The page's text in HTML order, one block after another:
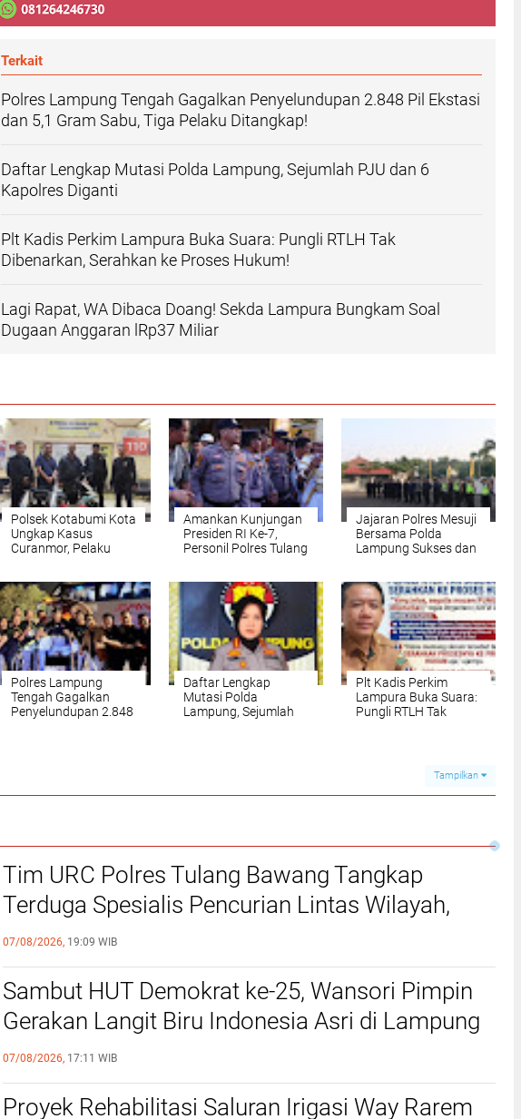
Terkait
Polres Lampung Tengah Gagalkan Penyelundupan 2.848 Pil Ekstasi
dan 5,1 Gram Sabu, Tiga Pelaku Ditangkap!
Daftar Lengkap Mutasi Polda Lampung, Sejumlah PJU dan 6
Kapolres Diganti
Plt Kadis Perkim Lampura Buka Suara: Pungli RTLH Tak
Dibenarkan, Serahkan ke Proses Hukum!
Lagi Rapat, WA Dibaca Doang! Sekda Lampura Bungkam Soal
Dugaan Anggaran lRp37 Miliar
Polsek Kotabumi Kota
Ungkap Kasus
Curanmor, Pelaku
Bukti
Amankan Kunjungan
Presiden RI Ke-7,
Personil Polres Tulang
dan Kirab Budaya
Hingga Kondusif
Jajaran Polres Mesuji
Bersama Polda
Lampung Sukses dan
Kunjungan Presiden
Republik Indonesia
ke‑7 di Wilayah
Kabupaten Mesuji
Polres Lampung
Tengah Gagalkan
Penyelundupan 2.848
Daftar Lengkap
Mutasi Polda
Lampung, Sejumlah
Plt Kadis Perkim
Lampura Buka Suara:
Pungli RTLH Tak
Tampilkan
Tim URC Polres Tulang Bawang Tangkap
Terduga Spesialis Pencurian Lintas Wilayah,
Kasus Bermula Hendak Menggoreng Tempe
Karena Lapar
07/08/2026, 19:09 WIB
Sambut HUT Demokrat ke-25, Wansori Pimpin
Gerakan Langit Biru Indonesia Asri di Lampung
Utara
07/08/2026, 17:11 WIB
Proyek Rehabilitasi Saluran Irigasi Way Rarem